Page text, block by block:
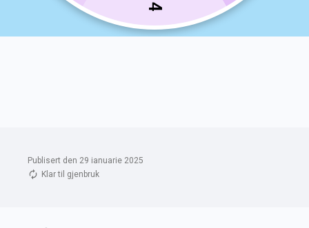
Publisert den 29 ianuarie 2025
Klar til gjenbruk